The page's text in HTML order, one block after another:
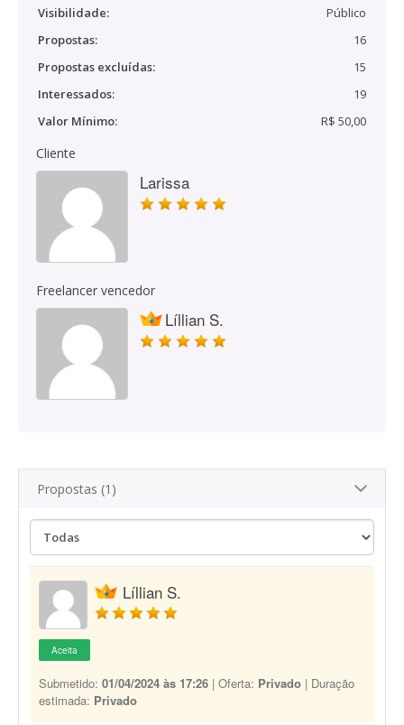
Visibilidade:
Público
Propostas:
16
Propostas excluídas:
15
Interessados:
19
Valor Mínimo:
R$ 50,00
Cliente
Larissa
Freelancer vencedor
Líllian S.
Propostas (1)
Líllian S.
Aceita
Submetido: 01/04/2024 às 17:26 | Oferta: Privado | Duração
estimada: Privado